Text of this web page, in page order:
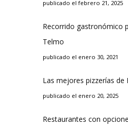
publicado el febrero 21, 2025
Recorrido gastronómico
Telmo
publicado el enero 30, 2021
Las mejores pizzerías de
publicado el enero 20, 2025
Restaurantes con